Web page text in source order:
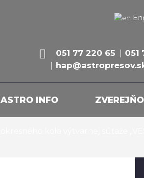
051 77 220 65
051
ASTRO INFO